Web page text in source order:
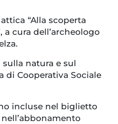
“Alla scoperta
a cura dell’archeologo
sulla natura e sul
di Cooperativa Sociale
incluse nel biglietto